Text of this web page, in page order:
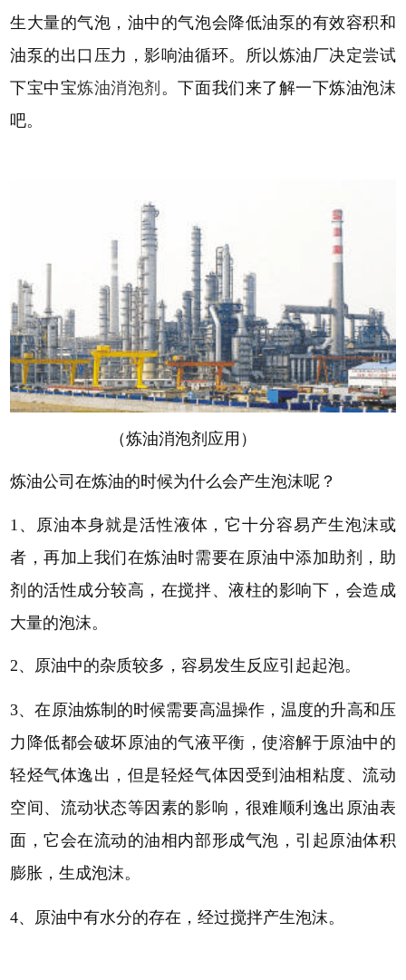
生大量的气泡，油中的气泡会降低油泵的有效容积和
油泵的出口压力，影响油循环。所以炼油厂决定尝试
下宝中宝炼油消泡剂 。下面我们来了解一下炼油泡沫
吧。
（炼油消泡剂应用）
炼油公司在炼油的时候为什么会产生泡沫呢？
1、 原油本身就是活性液体，它十分容易产生泡沫或
者，再加上我们在炼油时需要在原油中添加助剂，助
剂的活性成分较高，在搅拌、液柱的影响下，会造成
大量的泡沫。
2、 原油中的杂质较多，容易发生反应引起起泡。
3、在原油炼制的时候需要高温操作，温度的升高和压
力降低都会破坏原油的气液平衡，使溶解于原油中的
轻烃气体逸出，但是轻烃气体因受到油相粘度、流动
空间、流动状态等因素的影响，很难顺利逸出原油表
面，它会在流动的油相内部形成气泡，引起原油体积
膨胀，生成泡沫。
4、 原油中有水分的存在，经过搅拌产生泡沫。